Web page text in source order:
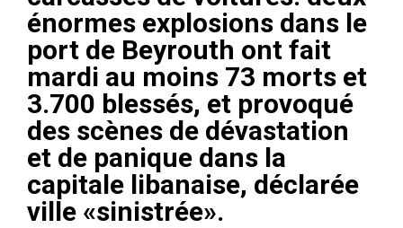
énormes explosions dans le
port de Beyrouth ont fait
mardi au moins 73 morts et
3.700 blessés, et provoqué
des scènes de dévastation
et de panique dans la
capitale libanaise, déclarée
ville «sinistrée».